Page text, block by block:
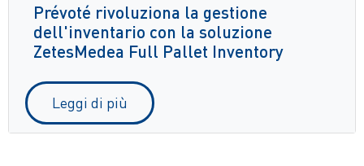
Prévoté rivoluziona la gestione
dell'inventario con la soluzione
ZetesMedea Full Pallet Inventory
Leggi di più